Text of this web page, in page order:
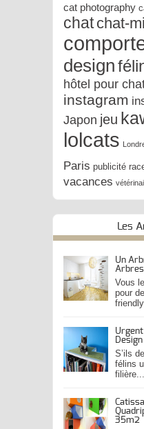
cat photography
chat chat-
design
hôtel pour
instagram
Japon jeu
lolcats
Paris publicité
vacances
Les
Un
Arbres
Vous
pour
S’ils
félins
filière...
35m2